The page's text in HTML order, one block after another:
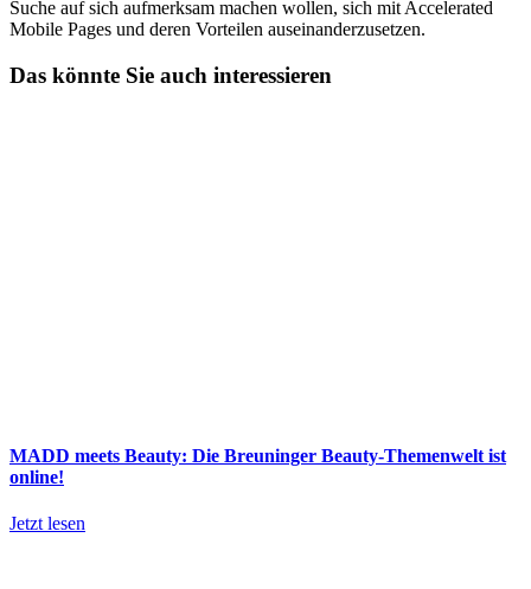
Suche auf sich aufmerksam machen wollen, sich mit Accelerated
Mobile Pages und deren Vorteilen auseinanderzusetzen.
Das könnte Sie auch interessieren
MADD meets Beauty: Die Breuninger Beauty-Themenwelt ist
online!
Jetzt lesen